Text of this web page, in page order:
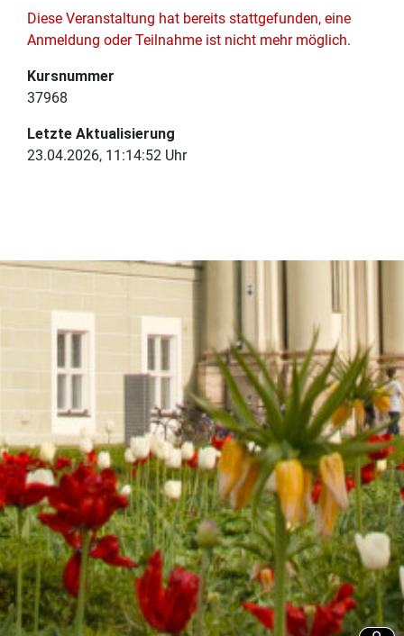
Diese Veranstaltung hat bereits stattgefunden, eine
Anmeldung oder Teilnahme ist nicht mehr möglich.
Kursnummer
37968
Letzte Aktualisierung
23.04.2026, 11:14:52 Uhr